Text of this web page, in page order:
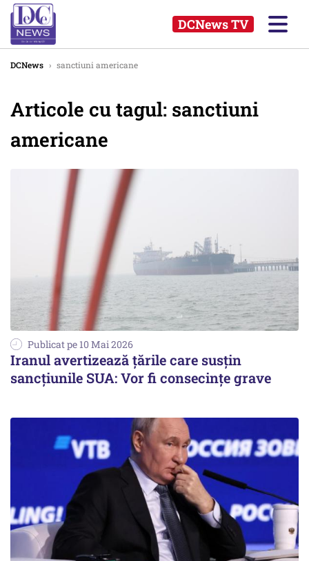
DCNews TV
DCNews › sanctiuni americane
Articole cu tagul: sanctiuni
americane
Publicat pe 10 Mai 2026
Iranul avertizează țările care susțin
sancțiunile SUA: Vor fi consecințe grave